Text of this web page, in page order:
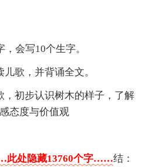
会写10个生字。
歌，并背诵全文。
，初步认识树木的样子，了解
态度与价值观
处隐藏13760个字……结：